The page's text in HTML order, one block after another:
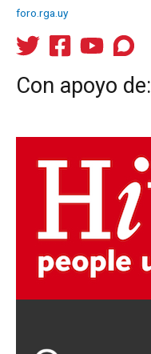
foro.rga.uy
Con apoyo de: